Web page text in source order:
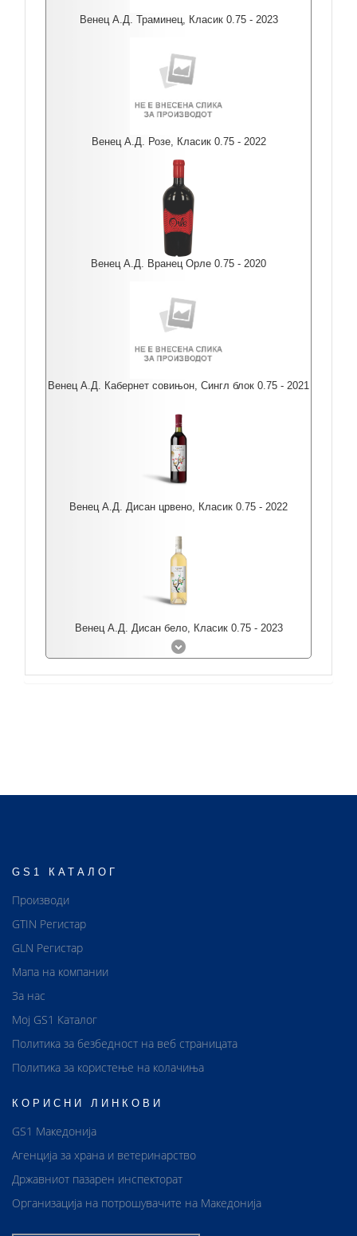
Венец А.Д. Траминец, Класик 0.75 - 2023
Венец А.Д. Розе, Класик 0.75 - 2022
Венец А.Д. Вранец Орле 0.75 - 2020
Венец А.Д. Кабернет совињон, Сингл блок 0.75 - 2021
Венец А.Д. Дисан црвено, Класик 0.75 - 2022
Венец А.Д. Дисан бело, Класик 0.75 - 2023
GS1 КАТАЛОГ
Производи
GTIN Регистар
GLN Регистар
Мапа на компании
За нас
Мој GS1 Каталог
Политика за безбедност на веб страницата
Политика за користење на колачиња
КОРИСНИ ЛИНКОВИ
GS1 Македонија
Агенција за храна и ветеринарство
Државниот пазарен инспекторат
Организација на потрошувачите на Македонија